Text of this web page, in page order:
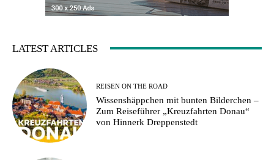
LATEST ARTICLES
REISEN ON THE ROAD
Wissenshäppchen mit bunten Bilderchen –
Zum Reiseführer „Kreuzfahrten Donau“
von Hinnerk Dreppenstedt